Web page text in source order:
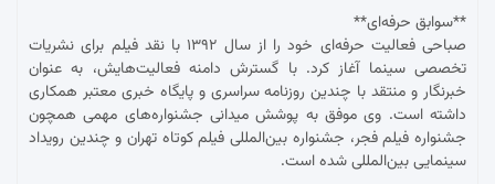
**سوابق حرفه‌ای**
صباحی فعالیت حرفه‌ای خود را از سال ۱۳۹۲ با نقد فیلم برای نشریات
تخصصی سینما آغاز کرد. با گسترش دامنه فعالیت‌هایش، به عنوان
خبرنگار و منتقد با چندین روزنامه سراسری و پایگاه خبری معتبر همکاری
داشته است. وی موفق به پوشش میدانی جشنواره‌های مهمی همچون
جشنواره فیلم فجر، جشنواره بین‌المللی فیلم کوتاه تهران و چندین رویداد
سینمایی بین‌المللی شده است.